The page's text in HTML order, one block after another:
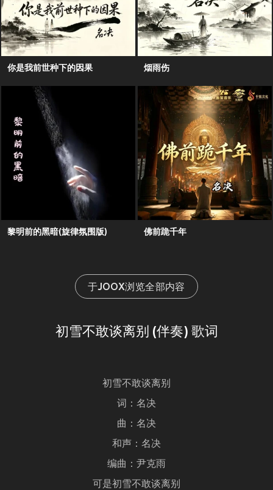
你是我前世种下的因果 烟雨伤
黎明前的黑暗(旋律氛围版) 佛前跪千年
于JOOX浏览全部内容
初雪不敢谈离别 (伴奏) 歌词
初雪不敢谈离别
词：名决
曲：名决
和声：名决
编曲：尹克雨
可是初雪不敢谈离别